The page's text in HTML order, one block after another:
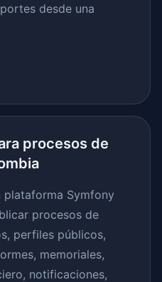
desde una
procesos de
plataforma Symfony
procesos de
perfiles públicos,
memoriales,
notificaciones,